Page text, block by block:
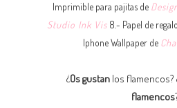
Imprimible para pajitas de
Studio Ink Vis 8.- Papel de
Iphone Wallpaper de
¿Os gustan los flamencos?
flamencos